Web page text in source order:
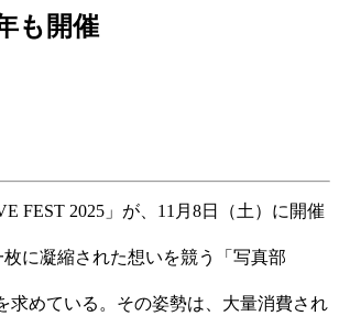
も開催
FEST 2025」が、11月8日（土）に開催
に凝縮された想いを競う「写真部
求めている。その姿勢は、大量消費され